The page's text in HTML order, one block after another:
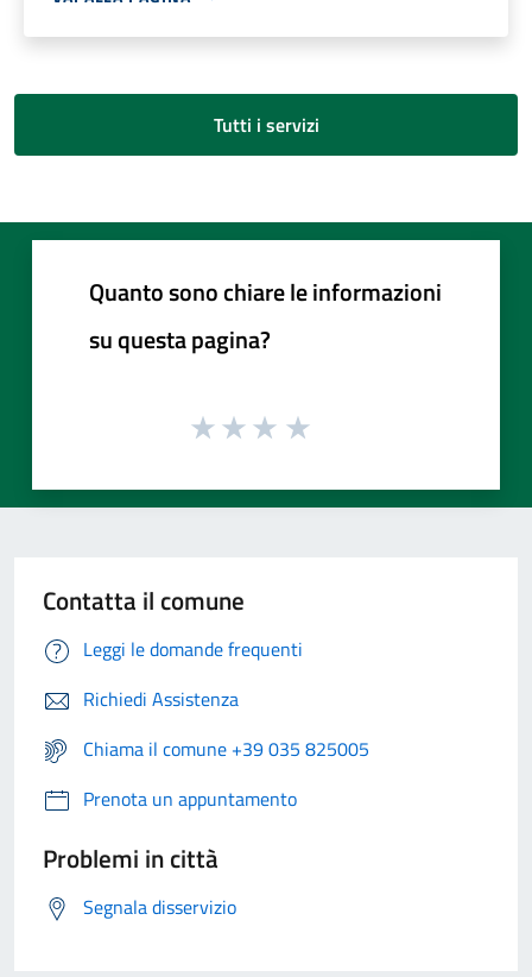
Tutti i servizi
Quanto sono chiare le informazioni
su questa pagina?
Contatta il comune
Leggi le domande frequenti
Richiedi Assistenza
Chiama il comune +39 035 825005
Prenota un appuntamento
Problemi in città
Segnala disservizio